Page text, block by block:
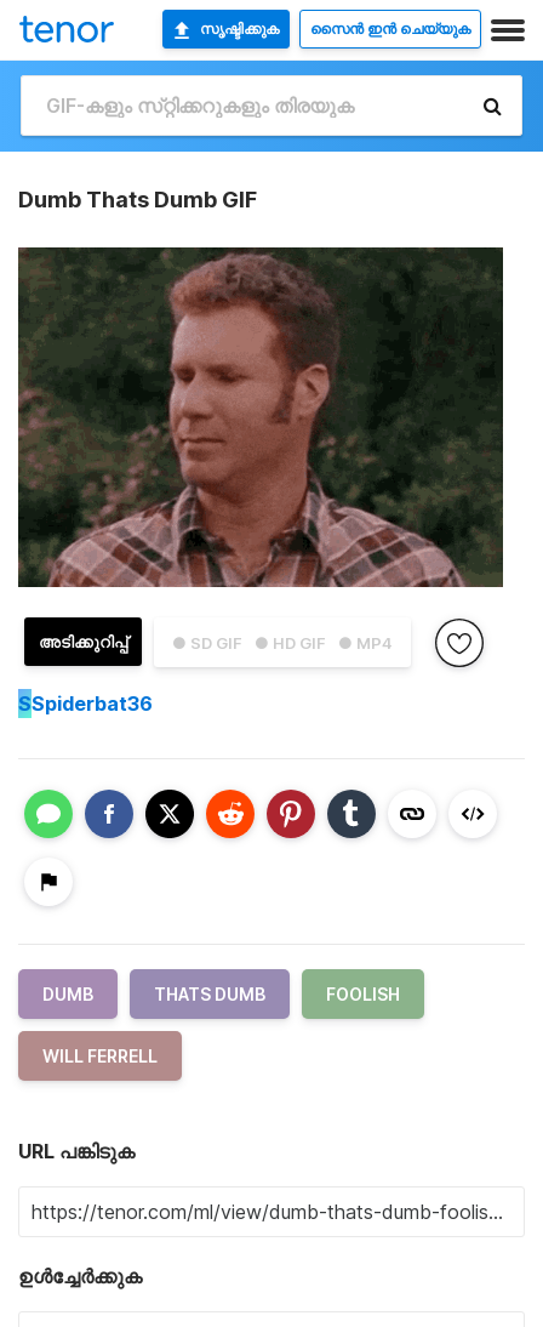
സൃഷ്ടിക്കുക സൈൻ ഇൻ ചെയ്യുക
Dumb Thats Dumb GIF
● SD GIF ● HD GIF ● MP4
അടിക്കുറിപ്പ്
SSpiderbat36
DUMB THATS DUMB FOOLISH
WILL FERRELL
URL പങ്കിടുക
ഉൾച്ചേർക്കുക